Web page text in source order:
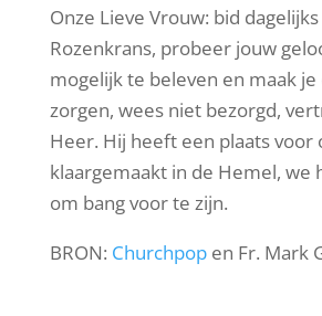
Onze Lieve Vrouw: bid
Rozenkrans, probeer jouw
mogelijk te beleven en maak je
zorgen, wees niet bezorgd,
Heer. Hij heeft een plaats voor
klaargemaakt in de Hemel, we
om bang voor te zijn.
BRON: Churchpopen Fr. Mark